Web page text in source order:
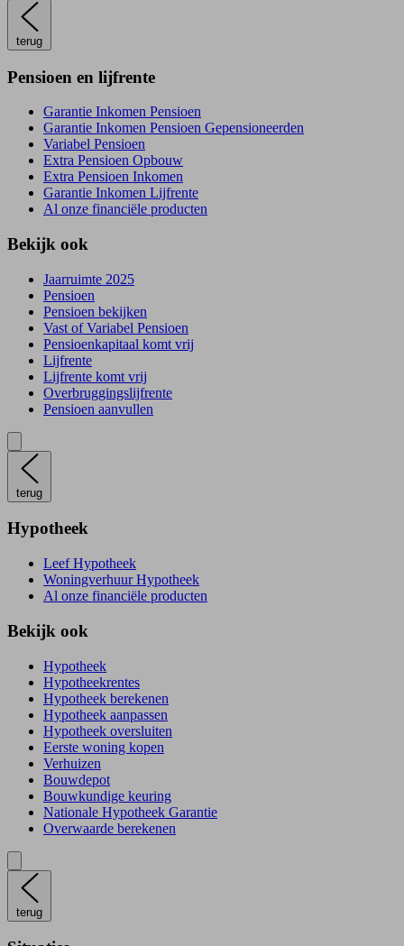
terug
Pensioen en lijfrente
Garantie Inkomen Pensioen
Garantie Inkomen Pensioen Gepensioneerden
Variabel Pensioen
Extra Pensioen Opbouw
Extra Pensioen Inkomen
Garantie Inkomen Lijfrente
Al onze financiële producten
Bekijk ook
Jaarruimte 2025
Pensioen
Pensioen bekijken
Vast of Variabel Pensioen
Pensioenkapitaal komt vrij
Lijfrente
Lijfrente komt vrij
Overbruggingslijfrente
Pensioen aanvullen
terug
Hypotheek
Leef Hypotheek
Woningverhuur Hypotheek
Al onze financiële producten
Bekijk ook
Hypotheek
Hypotheekrentes
Hypotheek berekenen
Hypotheek aanpassen
Hypotheek oversluiten
Eerste woning kopen
Verhuizen
Bouwdepot
Bouwkundige keuring
Nationale Hypotheek Garantie
Overwaarde berekenen
terug